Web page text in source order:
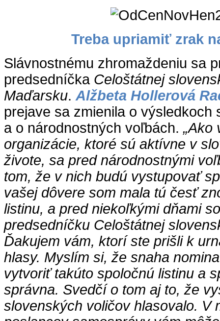
Treba upriamiť zrak
Slávnostnému zhromaždeniu sa
predsedníčka Celoštátnej
Maďarsku. Alžbeta Hollerová
prejave sa zmienila o výsledkoch
a o národnostných voľbách. „Ako
organizácie, ktoré sú aktívne v
živote, sa pred národnostnými
tom, že v nich budú vystupovať
vašej dôvere som mala tú česť
listinu, a pred niekoľkými dňami
predsedníčku Celoštátnej
Ďakujem vám, ktorí ste prišli k
hlasy. Myslím si, že snaha
vytvoriť takúto spoločnú listinu a
správna. Svedčí o tom aj to, že
slovenských voličov hlasovalo. V